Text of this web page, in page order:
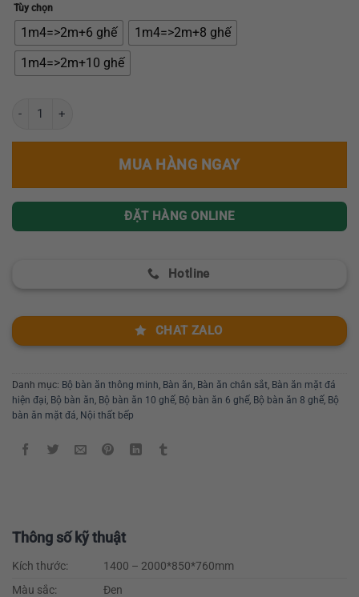
Tùy chọn
1m4=>2m+6 ghế
1m4=>2m+8 ghế
1m4=>2m+10 ghế
Bộ bàn ăn thông minh mặt đá Ceramic chân sắt sơn tĩnh điện
MUA HÀNG NGAY
ĐẶT HÀNG ONLINE
Hotline
CHAT ZALO
Danh mục: Bộ bàn ăn thông minh, Bàn ăn, Bàn ăn chân sắt, Bàn ăn mặt đá
hiện đại, Bộ bàn ăn, Bộ bàn ăn 10 ghế, Bộ bàn ăn 6 ghế, Bộ bàn ăn 8 ghế, Bộ
bàn ăn mặt đá, Nội thất bếp
Thông số kỹ thuật
Kích thước:
1400 – 2000*850*760mm
Màu sắc:
Đen